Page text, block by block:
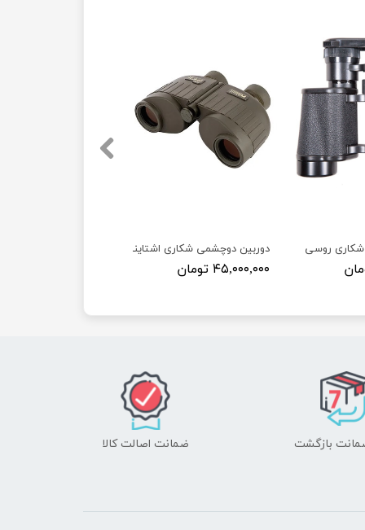
دوربین دوچشمی شکاری اشتاینر 30×8 الصقر II اصلی
۴۵,۰۰۰,۰۰۰ تومان
روسی بایگیش 30×8
ضمانت اصالت کالا